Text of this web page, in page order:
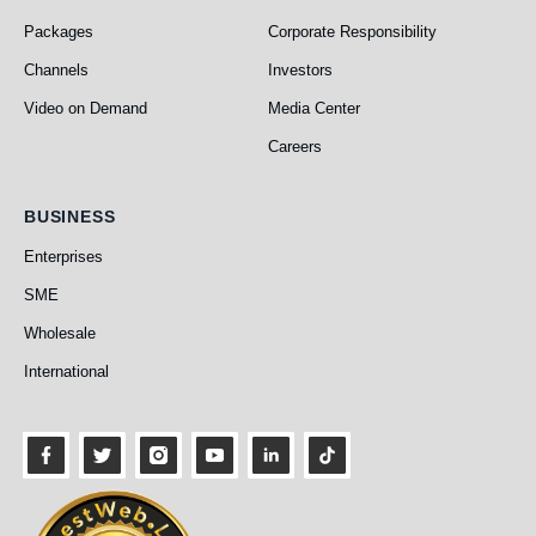
Packages
Channels
Video on Demand
Corporate Responsibility
Investors
Media Center
Careers
Business
BUSINESS
Enterprises
SME
Wholesale
International